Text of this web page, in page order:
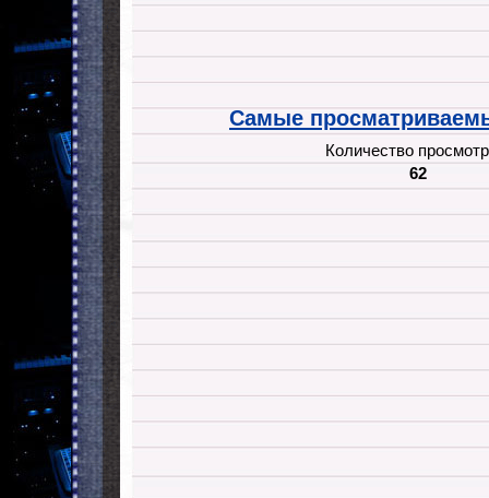
Самые
Количество
62